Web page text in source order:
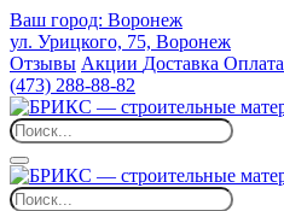
Ваш город: Воронеж
ул. Урицкого, 75, Воронеж
Отзывы Акции Доставка Оплата
(473) 288-88-82